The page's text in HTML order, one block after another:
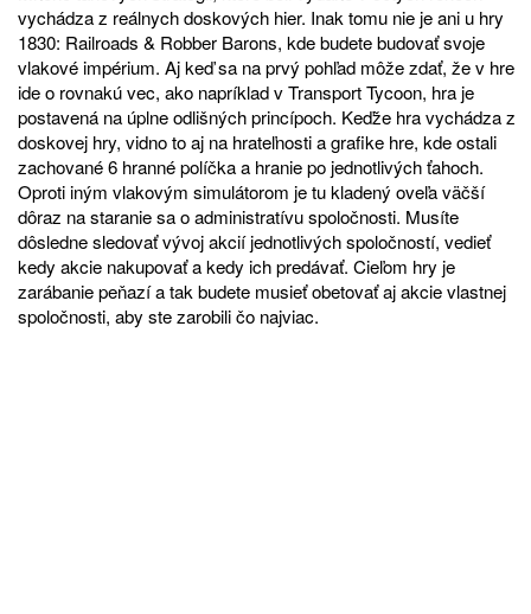
vychádza z reálnych doskových hier. Inak tomu nie je ani u hry
1830: Railroads & Robber Barons, kde budete budovať svoje
vlakové impérium. Aj keď sa na prvý pohľad môže zdať, že v hre
ide o rovnakú vec, ako napríklad v Transport Tycoon, hra je
postavená na úplne odlišných princípoch. Keďže hra vychádza z
doskovej hry, vidno to aj na hrateľnosti a grafike hre, kde ostali
zachované 6 hranné políčka a hranie po jednotlivých ťahoch.
Oproti iným vlakovým simulátorom je tu kladený oveľa väčší
dôraz na staranie sa o administratívu spoločnosti. Musíte
dôsledne sledovať vývoj akcií jednotlivých spoločností, vedieť
kedy akcie nakupovať a kedy ich predávať. Cieľom hry je
zarábanie peňazí a tak budete musieť obetovať aj akcie vlastnej
spoločnosti, aby ste zarobili čo najviac.